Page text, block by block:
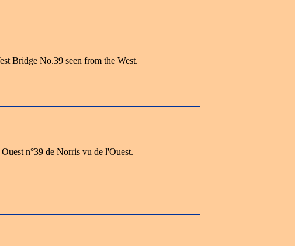
Bridge No.39 seen from the West.
n°39 de Norris vu de l'Ouest.